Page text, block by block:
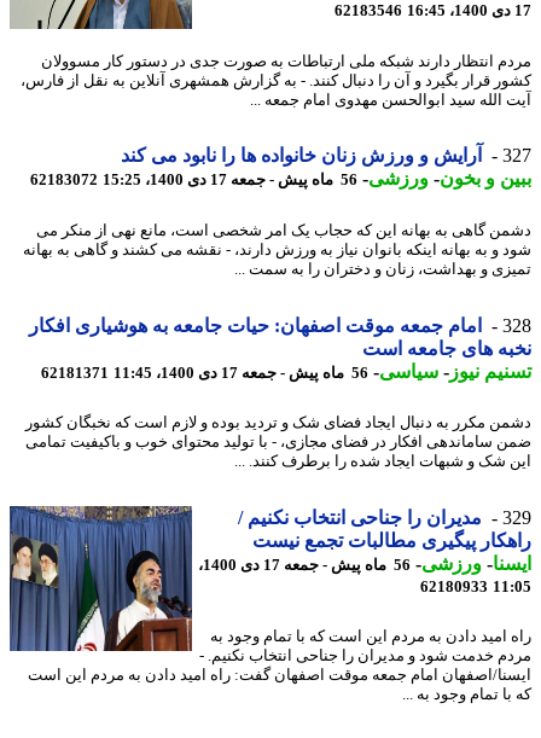
62183546
انتظار دارند شبکه ملی ارتباطات به صورت جدی در دستور کار مسوولان
قرار بگیرد و آن را دنبال کنند. - به گزارش همشهری آنلاین به نقل از فارس،
الله سید ابوالحسن مهدوی امام جمعه ...
آرایش و ورزش زنان خانواده ها را نابود می کند
و بخون-ورزشی-56 ماه پیش - جمعه 17 دی 1400، 15:25 62183072
گاهی به بهانه این که حجاب یک امر شخصی است، مانع نهی از منکر می
و به بهانه اینکه بانوان نیاز به ورزش دارند، - نقشه می کشند و گاهی به بهانه
و بهداشت، زنان و دختران را به سمت ...
امام جمعه موقت اصفهان: حیات جامعه به هوشیاری افکار
های جامعه است
نیوز-سیاسی-56 ماه پیش - جمعه 17 دی 1400، 11:45 62181371
مکرر به دنبال ایجاد فضای شک و تردید بوده و لازم است که نخبگان کشور
ساماندهی افکار در فضای مجازی، - با تولید محتوای خوب و باکیفیت تمامی
شک و شبهات ایجاد شده را برطرف کنند. ...
مدیران را جناحی انتخاب نکنیم /
پیگیری مطالبات تجمع نیست
-ورزشی-
56 ماه پیش - جمعه 17 دی 1400،
62180933
امید دادن به مردم این است که با تمام وجود به
خدمت شود و مدیران را جناحی انتخاب نکنیم. -
اصفهان امام جمعه موقت اصفهان گفت: راه امید دادن به مردم این است
تمام وجود به ...